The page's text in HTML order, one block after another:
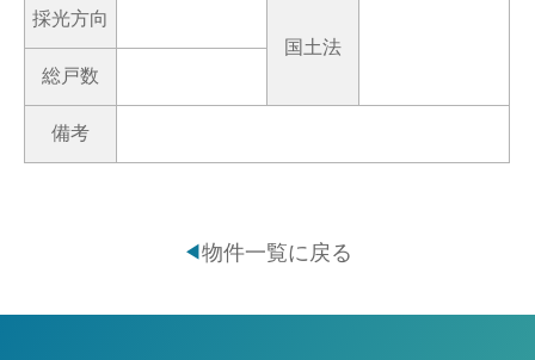
採光方向
国土法
総戸数
備考
◀物件一覧に戻る